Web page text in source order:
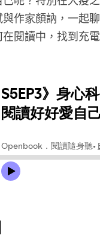
作家顏訥，一起
閱讀中，找到充